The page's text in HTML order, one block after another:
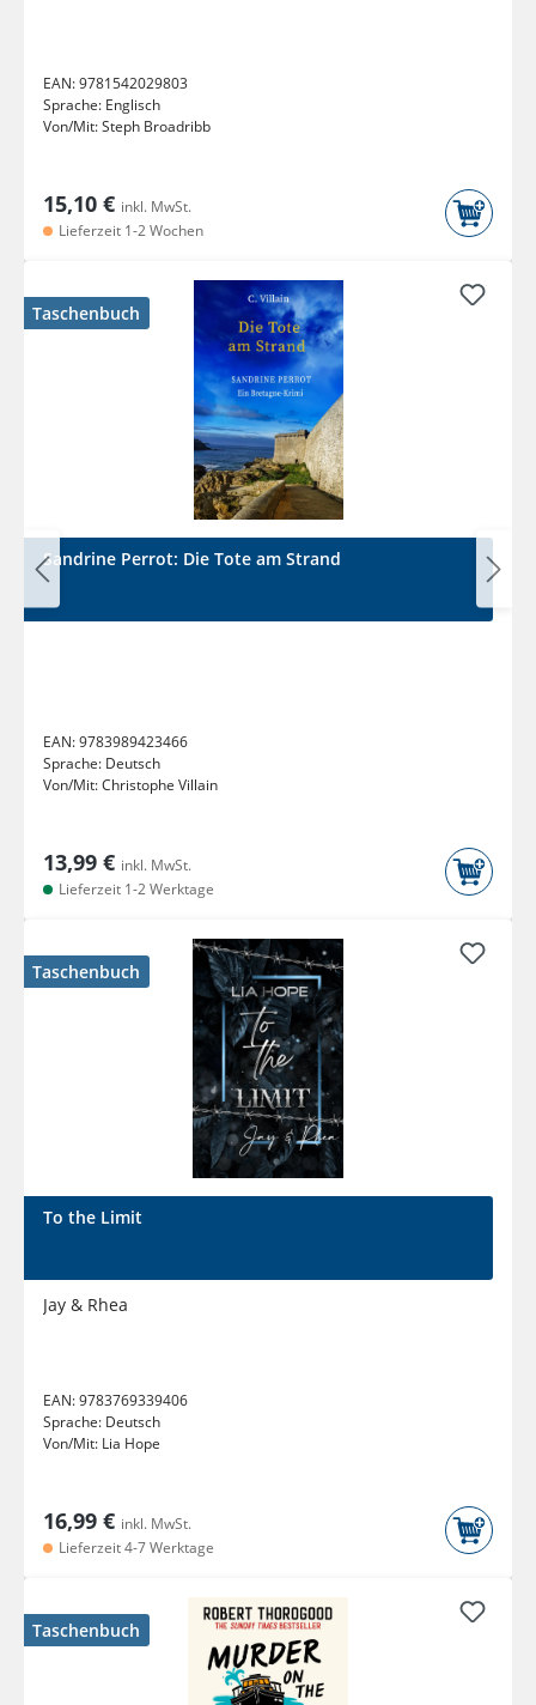
EAN:9781542029803
Sprache: Englisch
Von/Mit:Steph Broadribb
15,10 € inkl. MwSt.
Lieferzeit 1-2 Wochen
Taschenbuch
Sandrine Perrot: Die Tote am Strand
EAN:9783989423466
Sprache: Deutsch
Von/Mit:Christophe Villain
13,99 € inkl. MwSt.
Lieferzeit 1-2 Werktage
Taschenbuch
To the Limit
Jay & Rhea
EAN:9783769339406
Sprache: Deutsch
Von/Mit: Lia Hope
16,99 € inkl. MwSt.
Lieferzeit 4-7 Werktage
Taschenbuch